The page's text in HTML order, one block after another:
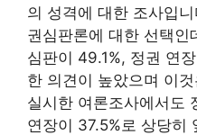
의 성격에 대한 조사입
권심판론에 대한 선택인
심판이 49.1%, 정권 연
한 의견이 높았으며 이
실시한 여론조사에서도
연장이 37.5%로 상당히